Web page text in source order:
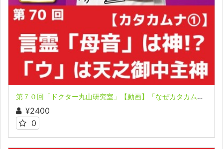
第７０回「ドクター丸山研究室」【動画】「なぜカタカムナ人は争わなかったのか？」「一人ひとりがシャボン玉!?」
¥2400
0